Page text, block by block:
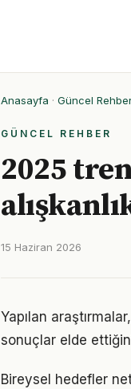
Anasayfa · Güncel
GÜNCEL REHBER
2025
15 Haziran 2026
Yapılan
sonuçlar elde
Bireysel hedefler